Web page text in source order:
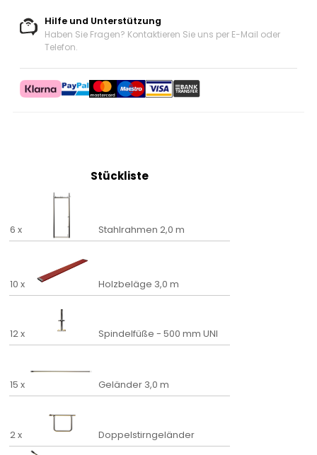
Hilfe und Unterstützung
Haben Sie Fragen? Kontaktieren Sie uns per E-Mail oder
Telefon.
Stückliste
6 x Stahlrahmen 2,0 m
10 x Holzbeläge 3,0 m
12 x Spindelfüße - 500 mm UNI
15 x Geländer 3,0 m
2 x Doppelstirngeländer